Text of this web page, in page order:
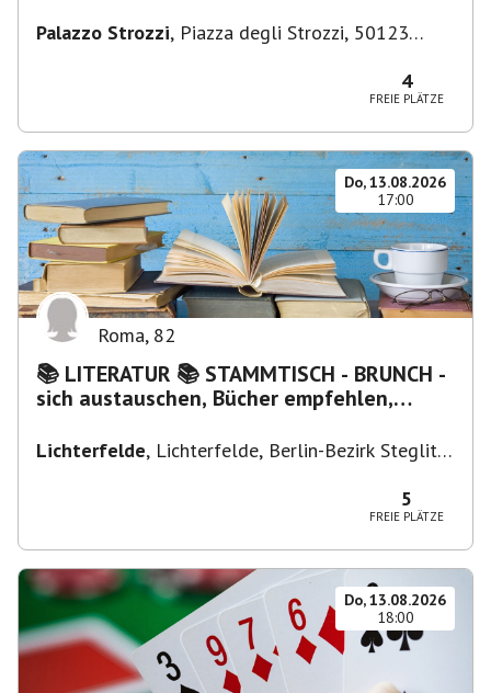
Palazzo Strozzi, Piazza degli Strozzi, 50123
4
FREIE PLÄTZE
Do, 13.08.2026
17:00
Roma, 82
📚 LITERATUR 📚 STAMMTISCH - BRUNCH -
sich austauschen, Bücher empfehlen,
Lichterfelde, Lichterfelde, Berlin-Bezirk Steglitz-
5
FREIE PLÄTZE
Do, 13.08.2026
18:00